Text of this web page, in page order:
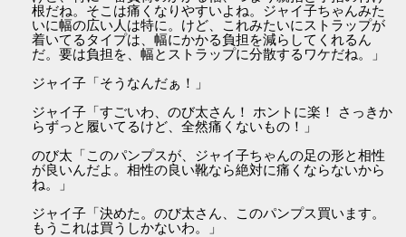
根だね。そこは痛くなりやすいよね。ジャイ子ちゃんみた
いに幅の広い人は特に。けど、これみたいにストラップが
着いてるタイプは、幅にかかる負担を減らしてくれるん
だ。要は負担を、幅とストラップに分散するワケだね。」
ジャイ子「そうなんだぁ！」
ジャイ子「すごいわ、のび太さん！ ホントに楽！ さっきか
らずっと履いてるけど、全然痛くないもの！」
のび太「このパンプスが、ジャイ子ちゃんの足の形と相性
が良いんだよ。相性の良い靴なら絶対に痛くならないから
ね。」
ジャイ子「決めた。のび太さん、このパンプス買います。
もうこれは買うしかないわ。」